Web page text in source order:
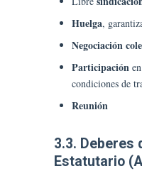
Huelga,
Negociación
Participaciónen
condiciones de
Reunión
3.3. Deberes
Estatutario